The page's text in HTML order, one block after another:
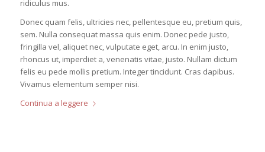
ridiculus mus.
Donec quam felis, ultricies nec, pellentesque eu, pretium quis,
sem. Nulla consequat massa quis enim. Donec pede justo,
fringilla vel, aliquet nec, vulputate eget, arcu. In enim justo,
rhoncus ut, imperdiet a, venenatis vitae, justo. Nullam dictum
felis eu pede mollis pretium. Integer tincidunt. Cras dapibus.
Vivamus elementum semper nisi.
Continua a leggere